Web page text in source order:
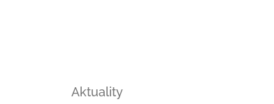
Aktuality